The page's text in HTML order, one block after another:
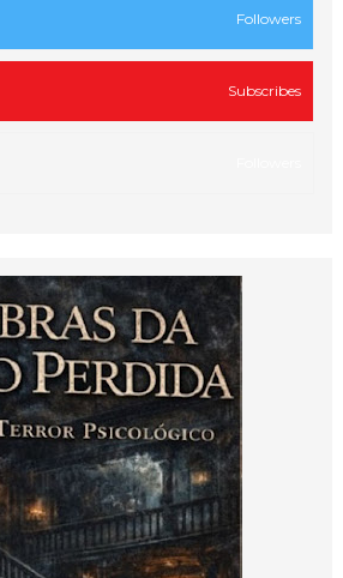
Followers
Subscribes